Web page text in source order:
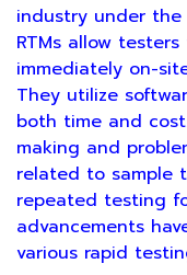
industry under
RTMs allow
immediately on-
They utilize
both time and
making and
related to sample
repeated testing
advancements
various rapid